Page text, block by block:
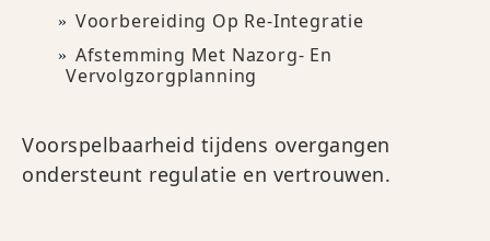
Voorbereiding Op Re-Integratie
Afstemming Met Nazorg- En
Vervolgzorgplanning
Voorspelbaarheid tijdens overgangen
ondersteunt regulatie en vertrouwen.